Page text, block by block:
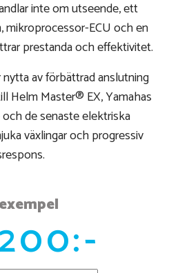
inte om utseende, ett
mikroprocessor-ECU och en
prestanda och effektivitet.
av förbättrad anslutning
Helm Master® EX, Yamahas
de senaste elektriska
växlingar och progressiv